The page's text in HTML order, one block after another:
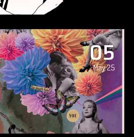
05
May 25